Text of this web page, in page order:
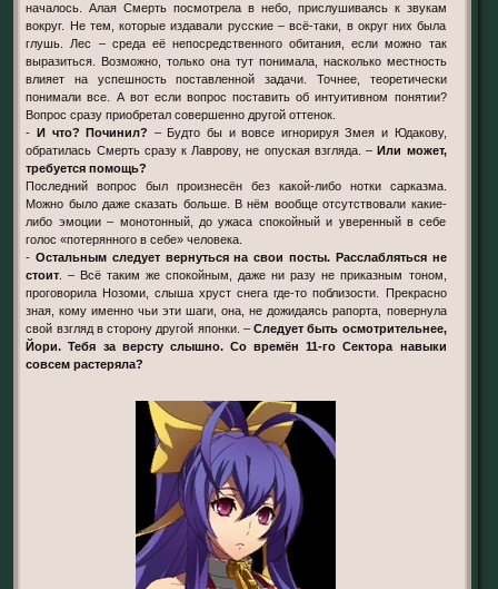
началось. Алая Смерть посмотрела в небо, прислушиваясь к звукам
вокруг. Не тем, которые издавали русские – всё-таки, в округ них была
глушь. Лес – среда её непосредственного обитания, если можно так
выразиться. Возможно, только она тут понимала, насколько местность
влияет на успешность поставленной задачи. Точнее, теоретически
понимали все. А вот если вопрос поставить об интуитивном понятии?
Вопрос сразу приобретал совершенно другой оттенок.
-
И что? Починил? – Будто бы и вовсе игнорируя Змея и Юдакову,
обратилась Смерть сразу к Лаврову, не опуская взгляда. – Или может,
требуется помощь?
Последний вопрос был произнесён без какой-либо нотки сарказма.
Можно было даже сказать больше. В нём вообще отсутствовали какие-
либо эмоции – монотонный, до ужаса спокойный и уверенный в себе
голос «потерянного в себе» человека.
-Остальным следует вернуться на свои посты. Расслабляться не
стоит. – Всё таким же спокойным, даже ни разу не приказным тоном,
проговорила Нозоми, слыша хруст снега где-то поблизости. Прекрасно
зная, кому именно чьи эти шаги, она, не дожидаясь рапорта, повернула
свой взгляд в сторону другой японки. –Следует быть осмотрительнее,
Йори. Тебя за версту слышно. Со времён 11-го Сектора навыки
совсем растеряла?